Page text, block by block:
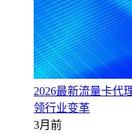
2026最新流量卡代
领行业变革
3月前